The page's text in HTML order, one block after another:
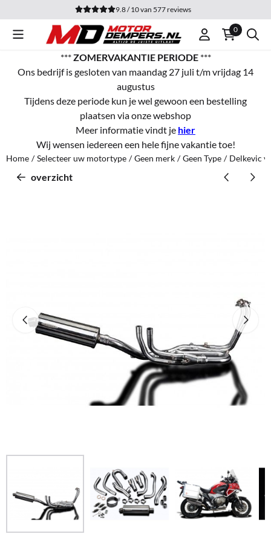
Cookievoorkeuren zijn momenteel gesloten.
9.8 / 10van 577reviews
0
***ZOMERVAKANTIE PERIODE***
Ons bedrijf is gesloten van maandag 27 juli t/m vrijdag 14
augustus
Tijdens deze periode kun je wel gewoon een bestelling
plaatsen via onze webshop
Meer informatie vindt je hier
Wij wensen iedereen een hele fijne vakantie toe!
Home / Selecteer uw motortype / Geen merk / Geen Type / Delkevic
overzicht